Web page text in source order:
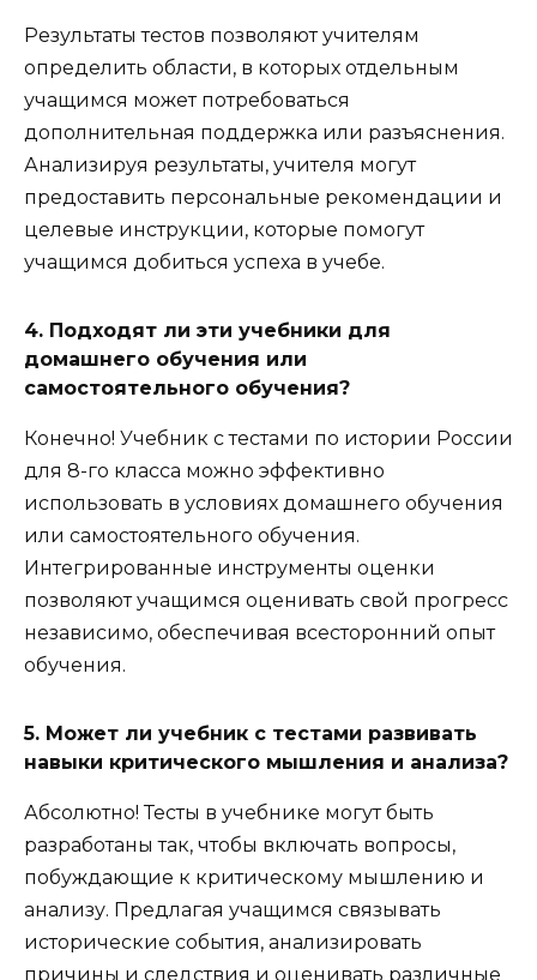
Результаты тестов позволяют учителям
определить области, в которых отдельным
учащимся может потребоваться
дополнительная поддержка или разъяснения.
Анализируя результаты, учителя могут
предоставить персональные рекомендации и
целевые инструкции, которые помогут
учащимся добиться успеха в учебе.
4. Подходят ли эти учебники для
домашнего обучения или
самостоятельного обучения?
Конечно! Учебник с тестами по истории России
для 8-го класса можно эффективно
использовать в условиях домашнего обучения
или самостоятельного обучения.
Интегрированные инструменты оценки
позволяют учащимся оценивать свой прогресс
независимо, обеспечивая всесторонний опыт
обучения.
5. Может ли учебник с тестами развивать
навыки критического мышления и анализа?
Абсолютно! Тесты в учебнике могут быть
разработаны так, чтобы включать вопросы,
побуждающие к критическому мышлению и
анализу. Предлагая учащимся связывать
исторические события, анализировать
причины и следствия и оценивать различные